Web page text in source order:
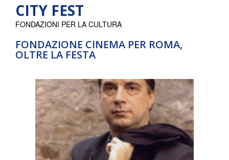
CITY FEST
FONDAZIONE CINEMA PER ROMA,
OLTRE LA FESTA
FONDAZIONI PER LA CULTURA